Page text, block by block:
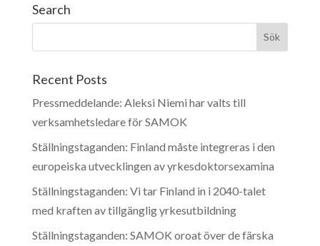
Search
Recent Posts
Pressmeddelande: Aleksi Niemi har valts till
verksamhetsledare för SAMOK
Ställningstaganden: Finland måste integreras i den
europeiska utvecklingen av yrkesdoktorsexamina
Ställningstaganden: Vi tar Finland in i 2040-talet
med kraften av tillgänglig yrkesutbildning
Ställningstaganden: SAMOK oroat över de färska